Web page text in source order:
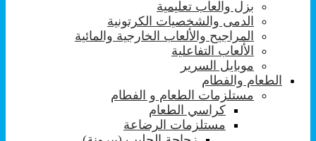
بزل والعاب تعليمية
الدمى والشخصيات الكرتونية
المراجيح والألعاب الخارجية والمائية
الألعاب التفاعلية
موبايل السرير
الطعام والفطام
مستلزمات الطعام و الفطام
كراسي الطعام
مستلزمات الرضاعة